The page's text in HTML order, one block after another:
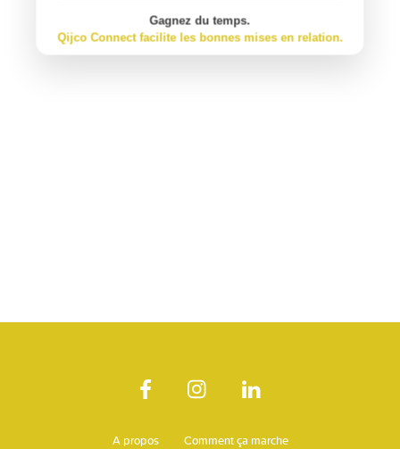
A propos Comment ça marche
Gagnez du temps.
Qijco Connect facilite les bonnes mises en relation.